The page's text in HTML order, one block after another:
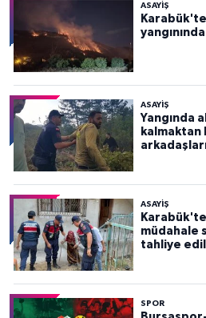
ASAYİŞ
ASAYİŞ
Yangında
kalmaktan
ASAYİŞ
müdahale
tahliye
SPOR